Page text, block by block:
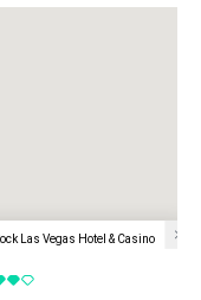
Las Vegas Hotel & Casino